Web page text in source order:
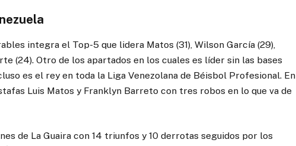
integra el Top-5 que lidera Matos (31), Wilson García (29),
(24). Otro de los apartados en los cuales es líder sin las bases
es el rey en toda la Liga Venezolana de Béisbol Profesional. En
Luis Matos y Franklyn Barreto con tres robos en lo que va de
de La Guaira con 14 triunfos y 10 derrotas seguidos por los